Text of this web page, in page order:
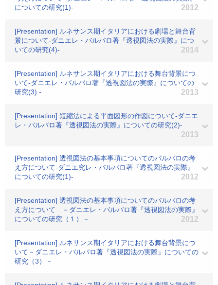
についての研究(1)-
2012
[Presentation] ルネサンス期イタリアにおける劇場と舞台背
景について-ダニエレ・バルバロ著『透視図法の実際』につ
いての研究(4)-
2014
[Presentation] ルネサンス期イタリアにおける舞台背景につ
いて-ダニエレ・バルバロ著『透視図法の実際』についての
研究(3) -
2013
[Presentation] 短縮法による平面図形の作図について-ダニエ
レ・バルバロ著『透視図法の実際』についての研究(2)-
2013
[Presentation] 透視図法の基本事項についてのバルバロの考
え方について-ダニエ究レ・バルバロ著『透視図法の実際』
についての研究(1)-
2012
[Presentation] 透視図法の基本事項についてのバルバロの考
え方について －ダニエレ・バルバロ著『透視図法の実際』
についての研究（１）－
2012
[Presentation] ルネサンス期イタリアにおける舞台背景につ
いて－ダニエレ・バルバロ著『透視図法の実際』についての
研究（3）－